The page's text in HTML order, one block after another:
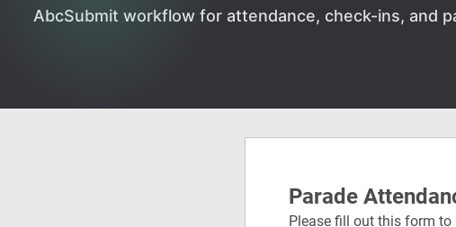
AbcSubmit workflow for attendance, check-ins, and